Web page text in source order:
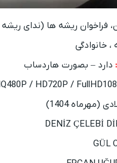
فراخوان ریشه ها (ندای
، خانوادگی
دارد – بصورت هاردساب